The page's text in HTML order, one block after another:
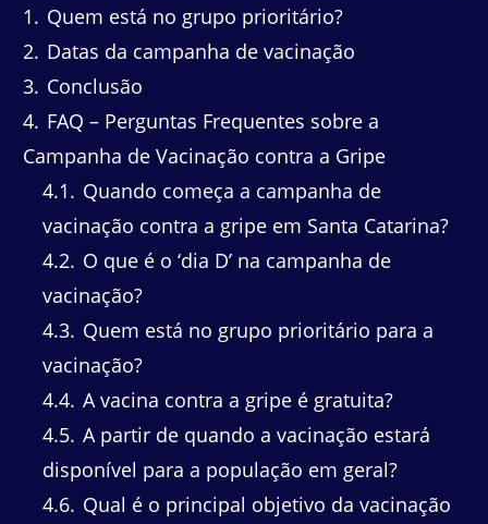
1
Quem está no grupo prioritário?
2 Datas da campanha de vacinação
3 Conclusão
4 FAQ – Perguntas Frequentes sobre a
Campanha de Vacinação contra a Gripe
4.1
Quando começa a campanha de
vacinação contra a gripe em Santa Catarina?
4.2 O que é o ‘dia D’ na campanha de
vacinação?
4.3 Quem está no grupo prioritário para a
vacinação?
4.4 A vacina contra a gripe é gratuita?
4.5 A partir de quando a vacinação estará
disponível para a população em geral?
4.6 Qual é o principal objetivo da vacinação